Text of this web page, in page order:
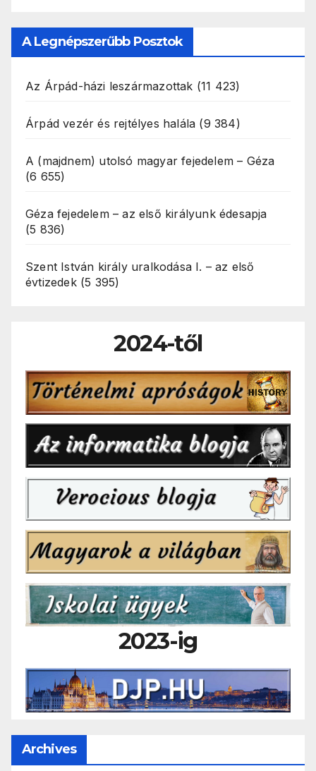
A Legnépszerűbb Posztok
Az Árpád-házi leszármazottak (11 423)
Árpád vezér és rejtélyes halála (9 384)
A (majdnem) utolsó magyar fejedelem – Géza
(6 655)
Géza fejedelem – az első királyunk édesapja
(5 836)
Szent István király uralkodása I. – az első
évtizedek (5 395)
2024-től
2023-ig
Archives